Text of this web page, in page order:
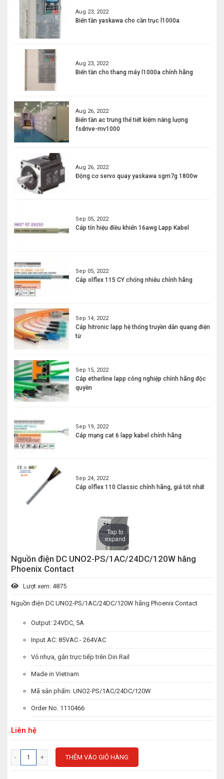
Aug 23, 2022
Biến tần yaskawa cho cần trục l1000a
Aug 23, 2022
Biến tần cho thang máy l1000a chính hãng
Aug 26, 2022
Biến tần ac trung thế tiết kiệm năng lượng
fsdrive-mv1000
Aug 26, 2022
Động cơ servo quay yaskawa sgm7g 1800w
Sep 05, 2022
Cáp tín hiệu điều khiển 16awg Lapp Kabel
Sep 05, 2022
Cáp olflex 115 CY chống nhiễu chính hãng
Sep 14, 2022
Cáp hitronic lapp hệ thống truyền dẫn quang điện
từ
Sep 15, 2022
Cáp etherline lapp công nghiệp chính hãng độc
quyền
Sep 19, 2022
Cáp mạng cat 6 lapp kabel chính hãng
Sep 24, 2022
Cáp olflex 110 Classic chính hãng, giá tốt nhất
Tap to
expand
Nguồn điện DC UNO2-PS/1AC/24DC/120W hãng
Phoenix Contact
Lượt xem: 4875
Nguồn điện DC UNO2-PS/1AC/24DC/120W hãng Phoenix Contact
Output: 24VDC, 5A
Input AC: 85VAC - 264VAC
Vỏ nhựa, gắn trực tiếp trên Din Rail
Made in Vietnam
Mã sản phẩm: UNO2-PS/1AC/24DC/120W
Order No. 1110466
Liên hệ
THÊM VÀO GIỎ HÀNG